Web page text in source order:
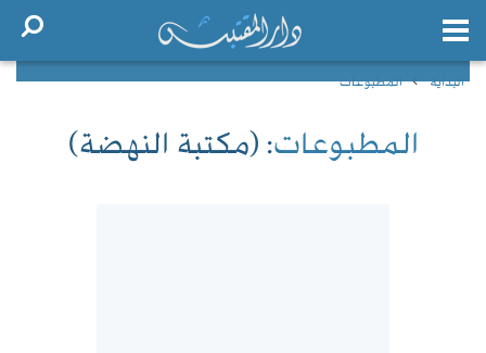
البداية المطبوعات
المطبوعات: (مكتبة النهضة)